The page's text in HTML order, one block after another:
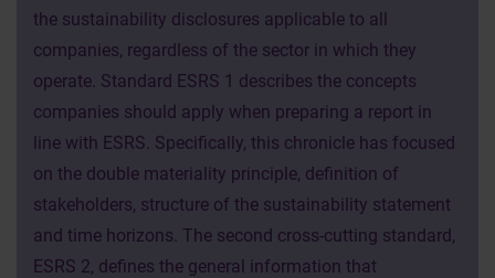
the sustainability disclosures applicable to all
companies, regardless of the sector in which they
operate. Standard ESRS 1 describes the concepts
companies should apply when preparing a report in
line with ESRS. Specifically, this chronicle has focused
on the double materiality principle, definition of
stakeholders, structure of the sustainability statement
and time horizons. The second cross-cutting standard,
ESRS 2, defines the general information that